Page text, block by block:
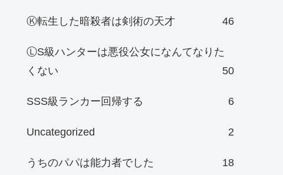
Ⓚ転生した暗殺者は剣術の天才 46
ⓁS級ハンターは悪役公女になんてなりた
くない
50
SSS級ランカー回帰する 6
Uncategorized 2
うちのパパは能力者でした 18